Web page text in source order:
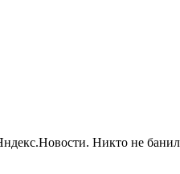
Никто не